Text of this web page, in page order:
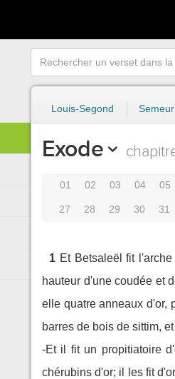
Louis-Segond Semeur
Exode
01 02 03 04 05
27 28 29 30 31
1 Et Betsaleël fit
hauteur d'une coudée et
elle quatre anneaux d'or,
barres de bois de sittim,
-Et il fit un propitiatoire
chérubins d'or; il les fit